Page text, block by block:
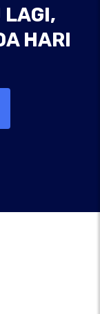
LAGI,
HARI